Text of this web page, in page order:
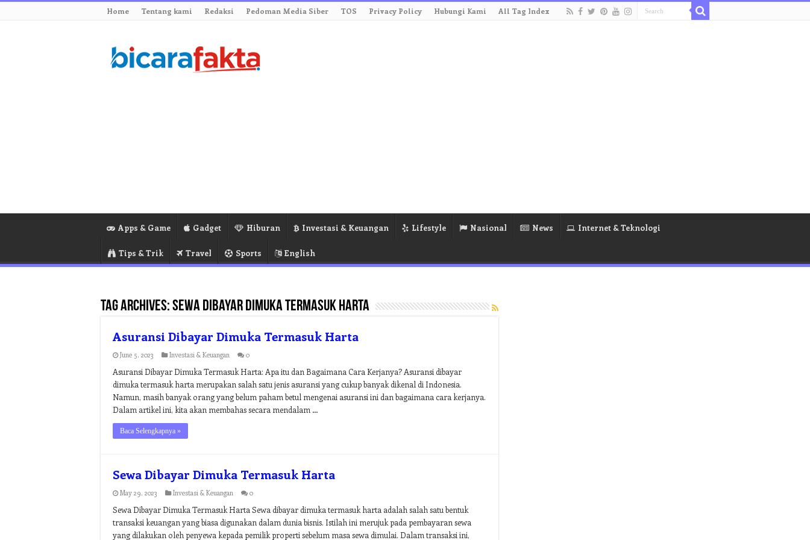
Home Tentang kami Redaksi Pedoman Media Siber TOS Privacy Policy Hubungi Kami All Tag Index
Apps & Game Gadget Hiburan Investasi & Keuangan Lifestyle Nasional News Internet & Teknologi
Tips & Trik Travel Sports English
Tag Archives:sewa dibayar dimuka termasuk harta
Asuransi Dibayar Dimuka Termasuk Harta
June 5, 2023 Investasi & Keuangan 0
Asuransi Dibayar Dimuka Termasuk Harta: Apa itu dan Bagaimana Cara Kerjanya? Asuransi dibayar
dimuka termasuk harta merupakan salah satu jenis asuransi yang cukup banyak dikenal di Indonesia.
Namun, masih banyak orang yang belum paham betul mengenai asuransi ini dan bagaimana cara kerjanya.
Dalam artikel ini, kita akan membahas secara mendalam …
Baca Selengkapnya »
Sewa Dibayar Dimuka Termasuk Harta
May 29, 2023 Investasi & Keuangan 0
Sewa Dibayar Dimuka Termasuk Harta Sewa dibayar dimuka termasuk harta adalah salah satu bentuk
transaksi keuangan yang biasa digunakan dalam dunia bisnis. Istilah ini merujuk pada pembayaran sewa
yang dilakukan oleh penyewa kepada pemilik properti sebelum masa sewa dimulai. Dalam transaksi ini,